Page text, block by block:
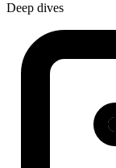
Deep dives